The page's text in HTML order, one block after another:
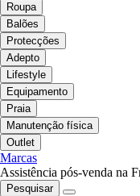
Roupa
Balões
Protecções
Adepto
Lifestyle
Equipamento
Praia
Manutenção física
Outlet
Marcas
Assistência pós-venda na
Pesquisar